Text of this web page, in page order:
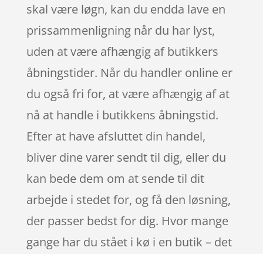
skal være løgn, kan du endda lave en
prissammenligning når du har lyst,
uden at være afhængig af butikkers
åbningstider. Når du handler online er
du også fri for, at være afhængig af at
nå at handle i butikkens åbningstid.
Efter at have afsluttet din handel,
bliver dine varer sendt til dig, eller du
kan bede dem om at sende til dit
arbejde i stedet for, og få den løsning,
der passer bedst for dig. Hvor mange
gange har du stået i kø i en butik – det